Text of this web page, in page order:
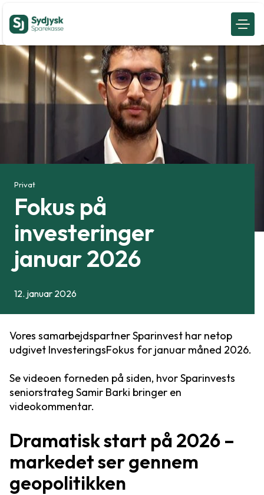
Privat
Fokus på
investeringer
januar 2026
12. januar 2026
Vores samarbejdspartner Sparinvest har netop
udgivet InvesteringsFokus for januar måned 2026.
Se videoen forneden på siden, hvor Sparinvests
seniorstrateg Samir Barki bringer en
videokommentar.
Dramatisk start på 2026 –
markedet ser gennem
geopolitikken